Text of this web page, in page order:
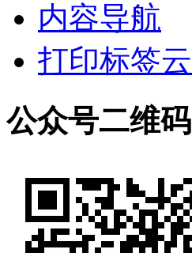
内容导航
打印标签云
公众号二维码